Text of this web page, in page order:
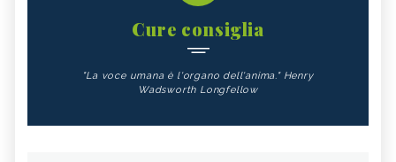
Cure consiglia
"La voce umana è l'organo dell'anima." Henry
Wadsworth Longfellow